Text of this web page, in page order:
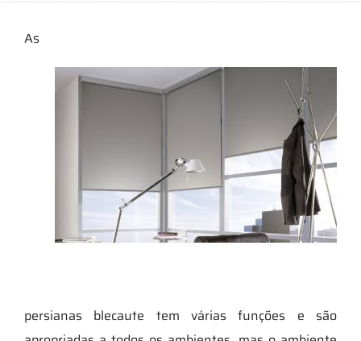
As
persianas blecaute tem várias funções e são